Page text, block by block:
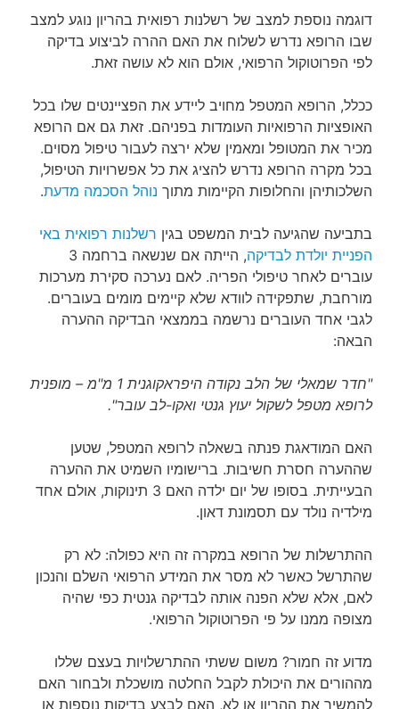
דוגמה נוספת למצב של רשלנות רפואית בהריון נוגע למצב
שבו הרופא נדרש לשלוח את האם ההרה לביצוע בדיקה
לפי הפרוטוקול הרפואי, אולם הוא לא עושה זאת.
ככלל, הרופא המטפל מחויב ליידע את הפציינטים שלו בכל
האופציות הרפואיות העומדות בפניהם. זאת גם אם הרופא
מכיר את המטופל ומאמין שלא ירצה לעבור טיפול מסוים.
בכל מקרה הרופא נדרש להציג את כל אפשרויות הטיפול,
השלכותיהן והחלופות הקיימות מתוך נוהל הסכמה מדעת.
בתביעה שהגיעה לבית המשפט בגין רשלנות רפואית באי
הפניית יולדת לבדיקה
, הייתה אם שנשאה ברחמה 3
עוברים לאחר טיפולי הפריה. לאם נערכה סקירת מערכות
מורחבת, שתפקידה לוודא שלא קיימים מומים בעוברים.
לגבי אחד העוברים נרשמה בממצאי הבדיקה ההערה
הבאה:
"חדר שמאלי של הלב נקודה היפראקוגנית 1 מ"מ – מופנית
לרופא מטפל לשקול יעוץ גנטי ואקו-לב עובר".
האם המודאגת פנתה בשאלה לרופא המטפל, שטען
שההערה חסרת חשיבות. ברישומיו השמיט את ההערה
הבעייתית. בסופו של יום ילדה האם 3 תינוקות, אולם אחד
מילדיה נולד עם תסמונת דאון.
ההתרשלות של הרופא במקרה זה היא כפולה: לא רק
שהתרשל כאשר לא מסר את המידע הרפואי השלם והנכון
לאם, אלא שלא הפנה אותה לבדיקה גנטית כפי שהיה
מצופה ממנו על פי הפרוטוקול הרפואי.
מדוע זה חמור? משום ששתי ההתרשלויות בעצם שללו
מההורים את היכולת לקבל החלטה מושכלת ולבחור האם
להמשיך את ההריון או לא, האם לבצע בדיקות נוספות או